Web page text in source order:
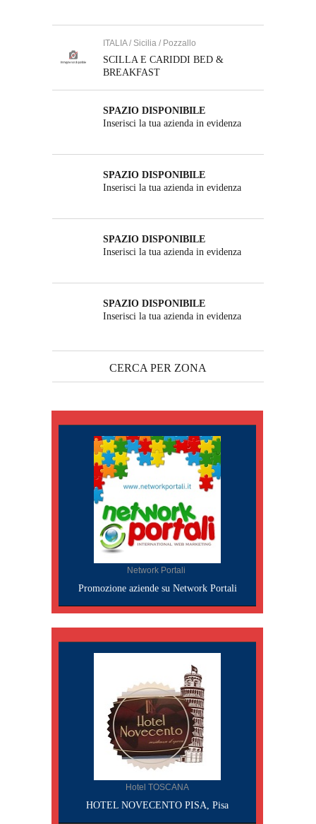
ITALIA / Sicilia / Pozzallo
SCILLA E CARIDDI BED &
BREAKFAST
SPAZIO DISPONIBILE
Inserisci la tua azienda in evidenza
SPAZIO DISPONIBILE
Inserisci la tua azienda in evidenza
SPAZIO DISPONIBILE
Inserisci la tua azienda in evidenza
SPAZIO DISPONIBILE
Inserisci la tua azienda in evidenza
CERCA PER ZONA
Network Portali
Promozione aziende su Network Portali
Hotel TOSCANA
HOTEL NOVECENTO PISA, Pisa